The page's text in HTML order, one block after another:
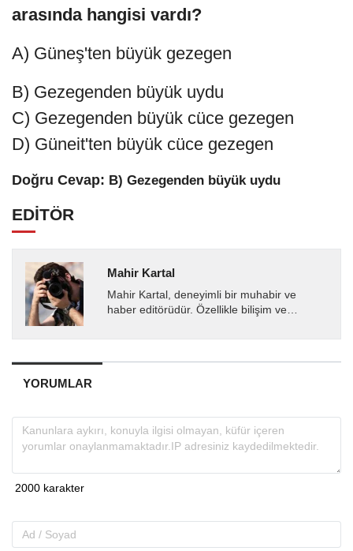
arasında hangisi vardı?
A) Güneş'ten büyük gezegen
B) Gezegenden büyük uydu
C) Gezegenden büyük cüce gezegen
D) Güneit'ten büyük cüce gezegen
Doğru Cevap: B) Gezegenden büyük uydu
EDİTÖR
Mahir Kartal
Mahir Kartal, deneyimli bir muhabir ve
haber editörüdür. Özellikle bilişim ve
gelişmeleri okuyuculara...
YORUMLAR